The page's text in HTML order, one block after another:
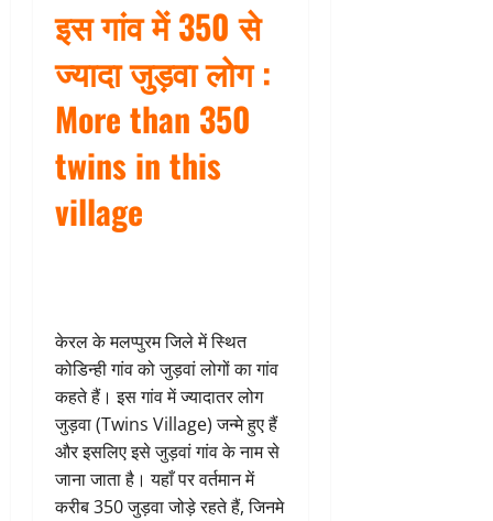
इस गांव में 350 से
ज्यादा जुड़वा लोग :
More than 350
twins in this
village
केरल के मलप्पुरम जिले में स्थित
कोडिन्ही गांव को जुड़वां लोगों का गांव
कहते हैं। इस गांव में ज्यादातर लोग
जुड़वा (Twins Village) जन्मे हुए हैं
और इसलिए इसे जुड़वां गांव के नाम से
जाना जाता है। यहाँ पर वर्तमान में
करीब 350 जुड़वा जोड़े रहते हैं, जिनमे